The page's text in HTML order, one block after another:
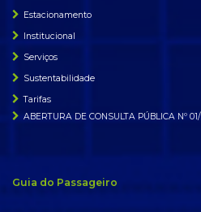
Estacionamento
Institucional
Serviços
Sustentabilidade
Tarifas
ABERTURA DE CONSULTA PÚBLICA Nº
Guia do Passageiro